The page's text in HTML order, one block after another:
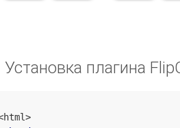
Установка плагина